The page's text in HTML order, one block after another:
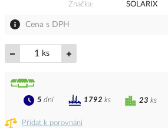
Značka
SOLARIX
Cena s DPH
ks
Přidat k porovnání
23 ks
5 dní 1792 ks